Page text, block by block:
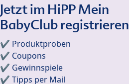
Jetzt im HiPP Mein
BabyClub registrieren
✔️ Produktproben
✔️ Coupons
✔️ Gewinnspiele
✔️ Tipps per Mail